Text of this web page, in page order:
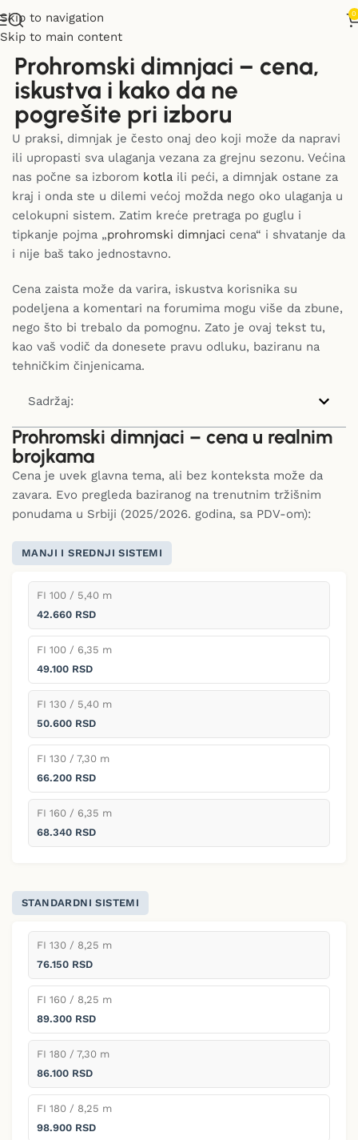
Skip to navigation
Skip to main content
0
Prohromski dimnjaci – cena,
iskustva i kako da ne
pogrešite pri izboru
U praksi, dimnjak je često onaj deo koji može da napravi
ili upropasti sva ulaganja vezana za grejnu sezonu. Većina
nas počne sa izborom kotla ili peći, a dimnjak ostane za
kraj i onda ste u dilemi većoj možda nego oko ulaganja u
celokupni sistem. Zatim kreće pretraga po guglu i
tipkanje pojma „prohromski dimnjaci cena“ i shvatanje da
i nije baš tako jednostavno.
Cena zaista može da varira, iskustva korisnika su
podeljena a komentari na forumima mogu više da zbune,
nego što bi trebalo da pomognu. Zato je ovaj tekst tu,
kao vaš vodič da donesete pravu odluku, baziranu na
tehničkim činjenicama.
Sadržaj:
Prohromski dimnjaci – cena u realnim
brojkama
Cena je uvek glavna tema, ali bez konteksta može da
zavara. Evo pregleda baziranog na trenutnim tržišnim
ponudama u Srbiji (2025/2026. godina, sa PDV-om):
MANJI I SREDNJI SISTEMI
FI 100 / 5,40 m
42.660 RSD
FI 100 / 6,35 m
49.100 RSD
FI 130 / 5,40 m
50.600 RSD
FI 130 / 7,30 m
66.200 RSD
FI 160 / 6,35 m
68.340 RSD
STANDARDNI SISTEMI
FI 130 / 8,25 m
76.150 RSD
FI 160 / 8,25 m
89.300 RSD
FI 180 / 7,30 m
86.100 RSD
FI 180 / 8,25 m
98.900 RSD